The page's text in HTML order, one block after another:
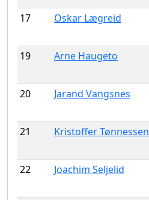
17 Oskar Lægreid
19 Arne Haugeto
20 Jarand Vangsnes
21 Kristoffer Tønnessen
22 Joachim Seljelid